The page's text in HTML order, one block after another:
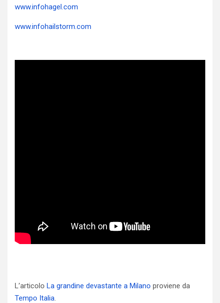
www.infohagel.com
www.infohailstorm.com
L’articolo La grandine devastante a Milano proviene da
Tempo Italia.